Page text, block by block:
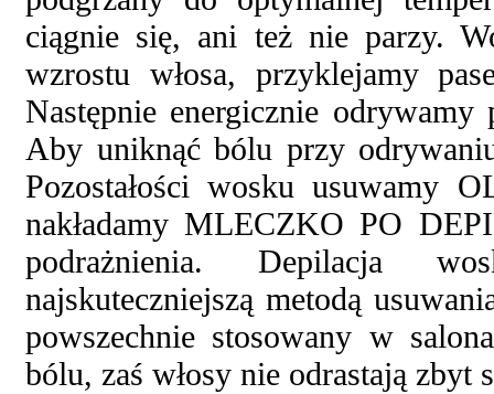
ciągnie się, ani też nie parzy.
wzrostu włosa, przyklejamy
Następnie energicznie
Aby uniknąć bólu przy
Pozostałości wosku usuwamy
nakładamy MLECZKO PO
podrażnienia. Depilacja
najskuteczniejszą metodą
powszechnie stosowany w
bólu, zaś włosy nie odrastają zbyt